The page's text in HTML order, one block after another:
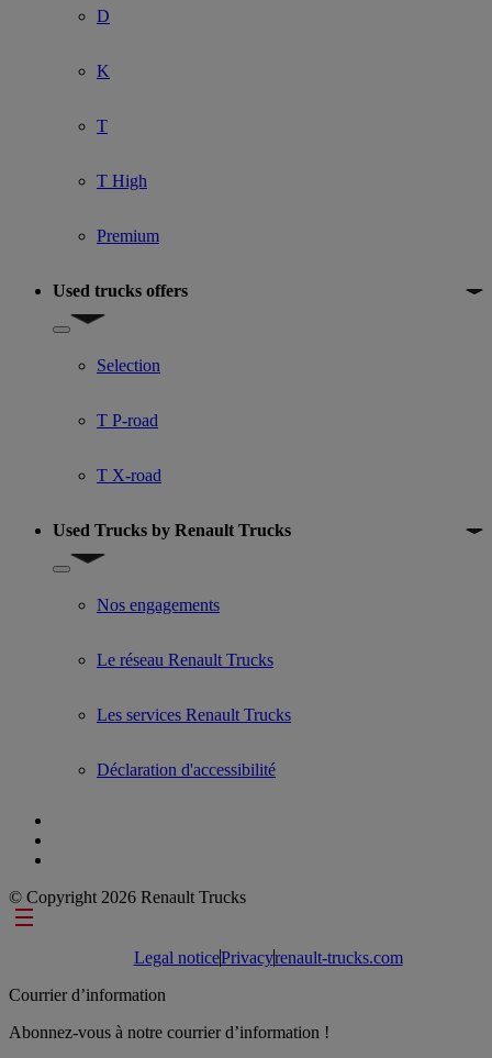
D
K
T
T High
Premium
Used trucks offers
Show submenu for Used trucks offers
Selection
T P-road
T X-road
Used Trucks by Renault Trucks
Show submenu for Used Trucks by Renault Trucks
Nos engagements
Le réseau Renault Trucks
Les services Renault Trucks
Déclaration d'accessibilité
© Copyright 2026 Renault Trucks
Footer links
Legal noticePrivacyrenault-trucks.com
Courrier d’information
Abonnez-vous à notre courrier d’information !